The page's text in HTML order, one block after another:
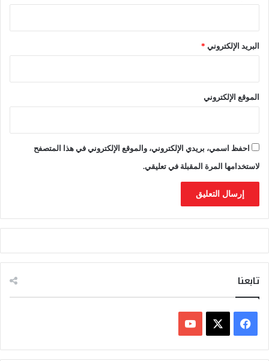
البريد الإلكتروني *
الموقع الإلكتروني
احفظ اسمي، بريدي الإلكتروني، والموقع الإلكتروني في هذا المتصفح
لاستخدامها المرة المقبلة في تعليقي.
تابعنا
ي
X
Y